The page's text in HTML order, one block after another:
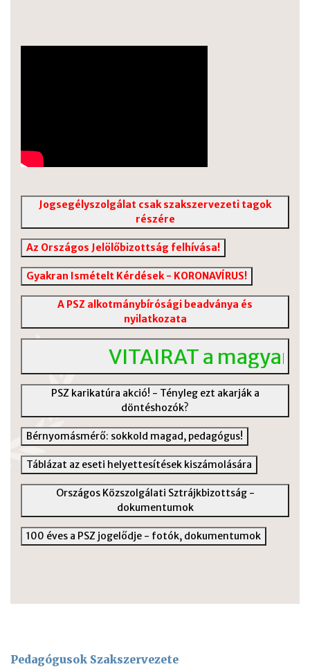
Jogsegélyszolgálat csak szakszervezeti tagok
részére
Az Országos Jelölőbizottság felhívása!
Gyakran Ismételt Kérdések - KORONAVÍRUS!
A PSZ alkotmánybírósági beadványa és
nyilatkozata
VITAIRAT a magyar
PSZ karikatúra akció! - Tényleg ezt akarják a
döntéshozók?
Bérnyomásmérő: sokkold magad, pedagógus!
Táblázat az eseti helyettesítések kiszámolására
Országos Közszolgálati Sztrájkbizottság -
dokumentumok
100 éves a PSZ jogelődje - fotók, dokumentumok
Pedagógusok Szakszervezete